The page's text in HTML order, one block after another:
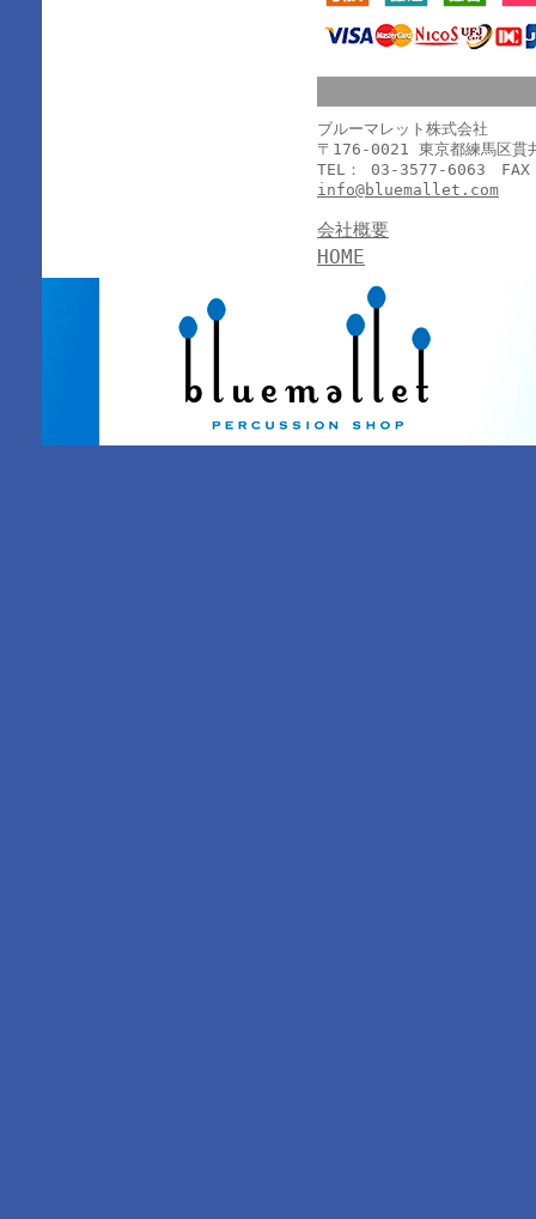
ブルーマレット株式会社
〒176-0021 東京都練馬区貫
TEL： 03-3577-6063
info@bluemallet.com
会社概要
HOME